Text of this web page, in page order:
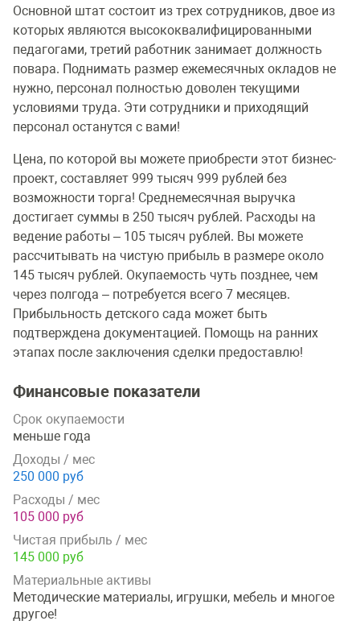
Основной штат состоит из трех сотрудников, двое из
которых являются высококвалифицированными
педагогами, третий работник занимает должность
повара. Поднимать размер ежемесячных окладов не
нужно, персонал полностью доволен текущими
условиями труда. Эти сотрудники и приходящий
персонал останутся с вами!
Цена, по которой вы можете приобрести этот бизнес-
проект, составляет 999 тысяч 999 рублей без
возможности торга! Среднемесячная выручка
достигает суммы в 250 тысяч рублей. Расходы на
ведение работы – 105 тысяч рублей. Вы можете
рассчитывать на чистую прибыль в размере около
145 тысяч рублей. Окупаемость чуть позднее, чем
через полгода – потребуется всего 7 месяцев.
Прибыльность детского сада может быть
подтверждена документацией. Помощь на ранних
этапах после заключения сделки предоставлю!
Финансовые показатели
Срок окупаемости
меньше года
Доходы / мес
250 000 руб
Расходы / мес
105 000 руб
Чистая прибыль / мес
145 000 руб
Материальные активы
Методические материалы, игрушки, мебель и многое
другое!